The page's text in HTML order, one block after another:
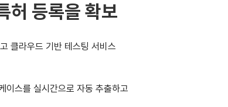
허 등록을 확보
클라우드 기반 테스팅 서비스
스를 실시간으로 자동 추출하고